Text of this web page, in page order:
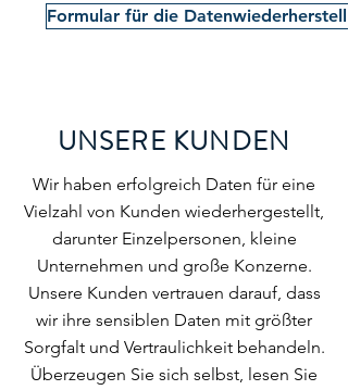
Formular für die
UNSERE KUNDEN
Wir haben erfolgreich Daten für eine
Vielzahl von Kunden wiederhergestellt,
darunter Einzelpersonen, kleine
Unternehmen und große Konzerne.
Unsere Kunden vertrauen darauf, dass
wir ihre sensiblen Daten mit größter
Sorgfalt und Vertraulichkeit behandeln.
Überzeugen Sie sich selbst, lesen Sie